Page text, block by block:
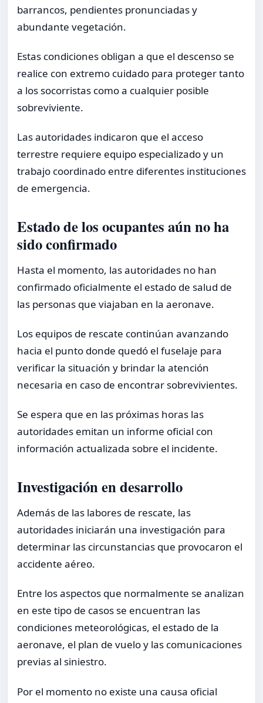
barrancos, pendientes pronunciadas y
abundante vegetación.
Estas condiciones obligan a que el descenso se
realice con extremo cuidado para proteger tanto
a los socorristas como a cualquier posible
sobreviviente.
Las autoridades indicaron que el acceso
terrestre requiere equipo especializado y un
trabajo coordinado entre diferentes instituciones
de emergencia.
Estado de los ocupantes aún no ha
sido confirmado
Hasta el momento, las autoridades no han
confirmado oficialmente el estado de salud de
las personas que viajaban en la aeronave.
Los equipos de rescate continúan avanzando
hacia el punto donde quedó el fuselaje para
verificar la situación y brindar la atención
necesaria en caso de encontrar sobrevivientes.
Se espera que en las próximas horas las
autoridades emitan un informe oficial con
información actualizada sobre el incidente.
Investigación en desarrollo
Además de las labores de rescate, las
autoridades iniciarán una investigación para
determinar las circunstancias que provocaron el
accidente aéreo.
Entre los aspectos que normalmente se analizan
en este tipo de casos se encuentran las
condiciones meteorológicas, el estado de la
aeronave, el plan de vuelo y las comunicaciones
previas al siniestro.
Por el momento no existe una causa oficial